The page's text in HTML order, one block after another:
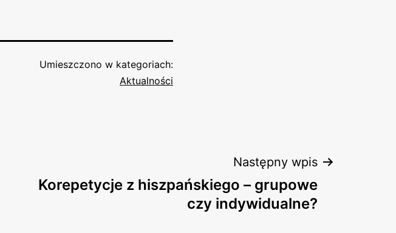
Umieszczono w kategoriach:
Aktualności
Następny wpis
Korepetycje z hiszpańskiego – grupowe
czy indywidualne?